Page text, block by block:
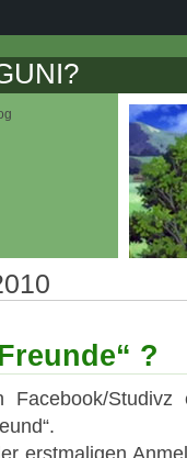
?
Facebook/
erstmaligen